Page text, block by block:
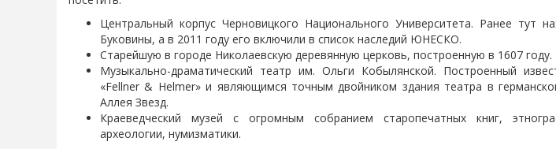
Центральный корпус Черновицкого Национального Университета. Ранее тут
Буковины, а в 2011 году его включили в список наследий ЮНЕСКО.
Старейшую в городе Николаевскую деревянную церковь, построенную в 1607 году.
Музыкально-драматический театр им. Ольги Кобылянской. Построенный
«Fellner & Helmer» и являющимся точным двойником здания театра в
Аллея Звезд.
Краеведческий музей с огромным собранием старопечатных книг,
археологии, нумизматики.